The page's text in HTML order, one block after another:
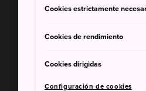
Cookies estrictamente
Cookies de rendimiento
Cookies dirigidas
Configuración de cookies